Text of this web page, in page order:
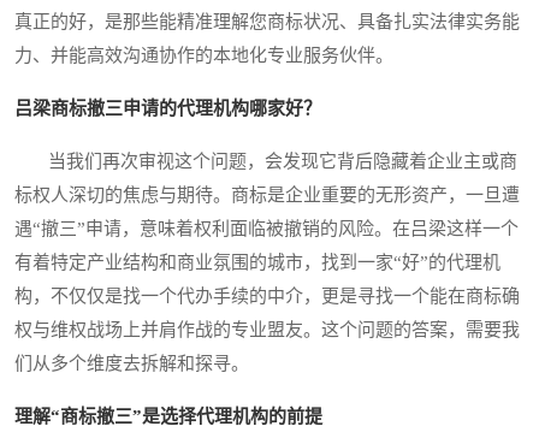
真正的好，是那些能精准理解您商标状况、具备扎实法律实务能
力、并能高效沟通协作的本地化专业服务伙伴。
吕梁商标撤三申请的代理机构哪家好？
当我们再次审视这个问题，会发现它背后隐藏着企业主或商
标权人深切的焦虑与期待。商标是企业重要的无形资产，一旦遭
遇“撤三”申请，意味着权利面临被撤销的风险。在吕梁这样一个
有着特定产业结构和商业氛围的城市，找到一家“好”的代理机
构，不仅仅是找一个代办手续的中介，更是寻找一个能在商标确
权与维权战场上并肩作战的专业盟友。这个问题的答案，需要我
们从多个维度去拆解和探寻。
理解“商标撤三”是选择代理机构的前提